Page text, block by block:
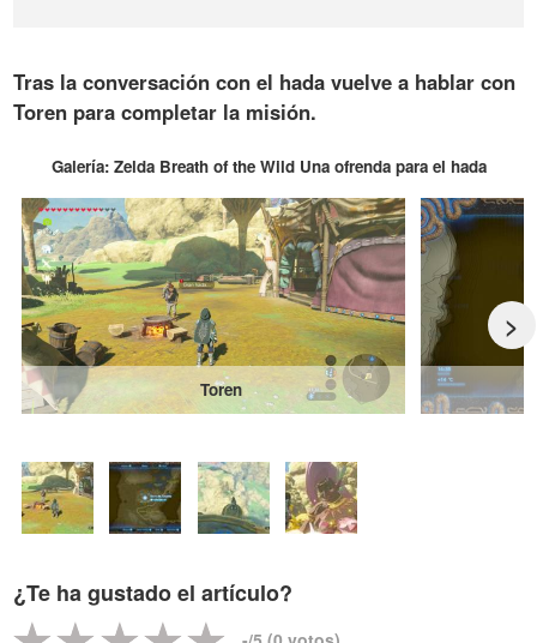
Tras la conversación con el hada vuelve a hablar con
Toren para completar la misión.
Galería: Zelda Breath of the Wild Una ofrenda para el hada
>
Toren
¿Te ha gustado el artículo?